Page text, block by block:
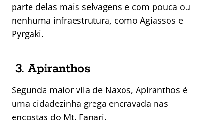
parte delas mais selvagens e com pouca ou
nenhuma infraestrutura, como Agiassos e
Pyrgaki.
3. Apiranthos
Segunda maior vila de Naxos, Apiranthos é
uma cidadezinha grega encravada nas
encostas do Mt. Fanari.